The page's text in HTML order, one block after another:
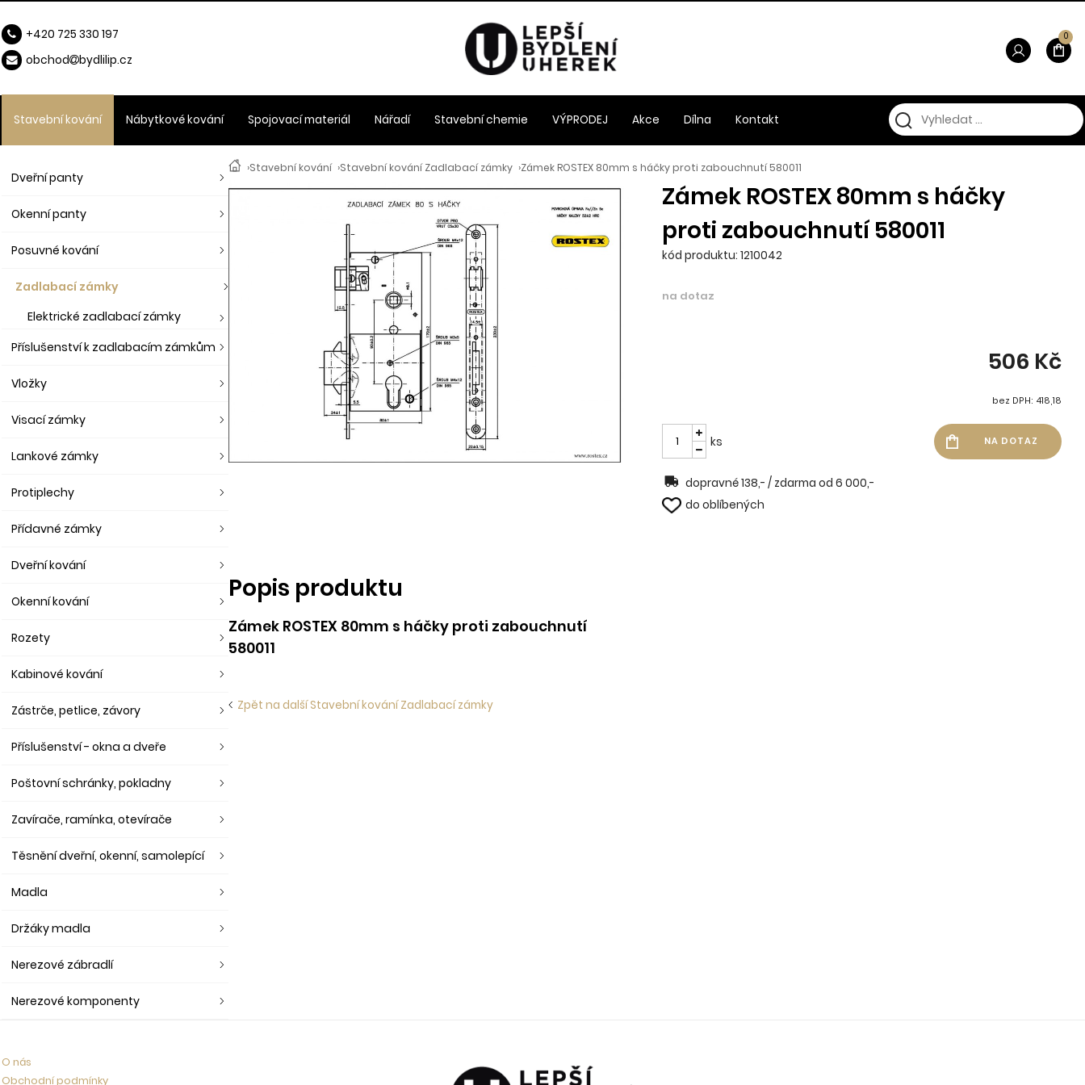
›Stavební kování ›Stavební kování Zadlabací zámky ›Zámek ROSTEX 80mm s háčky proti zabouchnutí 580011
Zámek ROSTEX 80mm s háčky
proti zabouchnutí 580011
kód produktu: 1210042
na dotaz
506 Kč
bez DPH: 418,18
ks
dopravné 138,- / zdarma od 6 000,-
do oblíbených
Popis produktu
Zámek ROSTEX 80mm s háčky proti zabouchnutí
580011
Zpět na další Stavební kování Zadlabací zámky
Dveřní panty
Okenní panty
Posuvné kování
Zadlabací zámky
Elektrické zadlabací zámky
Příslušenství k zadlabacím zámkům
Vložky
Visací zámky
Lankové zámky
Protiplechy
Přídavné zámky
Dveřní kování
Okenní kování
Rozety
Kabinové kování
Zástrče, petlice, závory
Příslušenství - okna a dveře
Poštovní schránky, pokladny
Zavírače, ramínka, otevírače
Těsnění dveřní, okenní, samolepící
Madla
Držáky madla
Nerezové zábradlí
Nerezové komponenty
Stavební kování Nábytkové kování Spojovací materiál Nářadí Stavební chemie VÝPRODEJ Akce Dílna Kontakt
0
+420 725 330 197
obchod
bydlilip.cz
O nás
Obchodní podmínky